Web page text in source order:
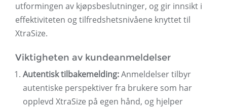
utformingen av kjøpsbeslutninger, og gir innsikt i
effektiviteten og tilfredshetsnivåene knyttet til
XtraSize.
Viktigheten av kundeanmeldelser
Autentisk tilbakemelding:Anmeldelser tilbyr
autentiske perspektiver fra brukere som har
opplevd XtraSize på egen hånd, og hjelper